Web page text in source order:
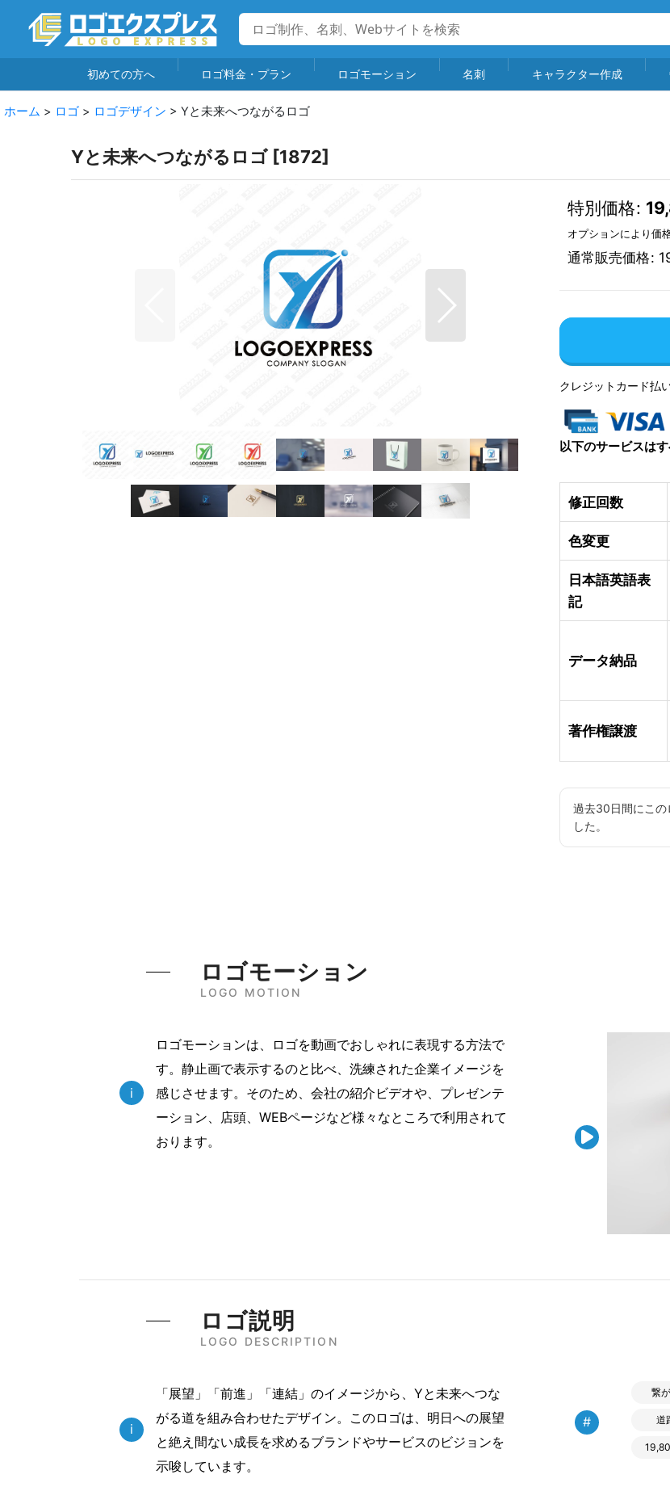
初めての方へ ロゴ料金・プラン ロゴモーション 名刺 キャラクター作成
ホーム > ロゴ > ロゴデザイン > Yと未来へつながるロゴ
Yと未来へつながるロゴ [1872]
特別価格:
オプションにより価
通常販売価格:
クレジットカード払
以下のサービスは
修正回数
色変更
日本語英語表
記
データ納品
著作権譲渡
過去30日間にこの
した。
LOGO MOTION
ロゴモーション
i
ロゴモーションは、ロゴを動画でおしゃれに表現する方法で
す。静止画で表示するのと比べ、洗練された企業イメージを
感じさせます。そのため、会社の紹介ビデオや、プレゼンテ
ーション、店頭、WEBページなど様々なところで利用されて
おります。

LOGO DESCRIPTION
ロゴ説明
i
「展望」「前進」「連結」のイメージから、Yと未来へつな
がる道を組み合わせたデザイン。このロゴは、明日への展望
と絶え間ない成長を求めるブランドやサービスのビジョンを
示唆しています。
#
繋
道